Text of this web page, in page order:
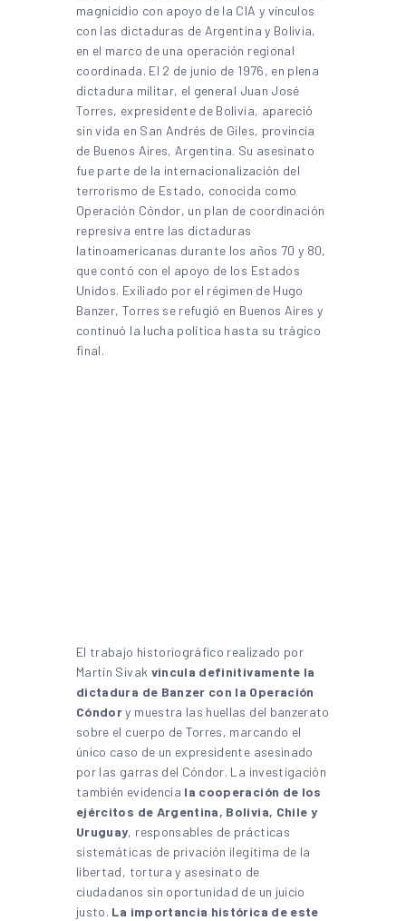
magnicidio con apoyo de la CIA y vínculos
con las dictaduras de Argentina y Bolivia,
en el marco de una operación regional
coordinada. El 2 de junio de 1976, en plena
dictadura militar, el general Juan José
Torres, expresidente de Bolivia, apareció
sin vida en San Andrés de Giles, provincia
de Buenos Aires, Argentina. Su asesinato
fue parte de la internacionalización del
terrorismo de Estado, conocida como
Operación Cóndor, un plan de coordinación
represiva entre las dictaduras
latinoamericanas durante los años 70 y 80,
que contó con el apoyo de los Estados
Unidos. Exiliado por el régimen de Hugo
Banzer, Torres se refugió en Buenos Aires y
continuó la lucha política hasta su trágico
final.
El trabajo historiográfico realizado por
Martín Sivak vincula definitivamente la
dictadura de Banzer con la Operación
Cóndory muestra las huellas del banzerato
sobre el cuerpo de Torres, marcando el
único caso de un expresidente asesinado
por las garras del Cóndor. La investigación
también evidencia la cooperación de los
ejércitos de Argentina, Bolivia, Chile y
Uruguay, responsables de prácticas
sistemáticas de privación ilegítima de la
libertad, tortura y asesinato de
ciudadanos sin oportunidad de un juicio
justo. La importancia histórica de este